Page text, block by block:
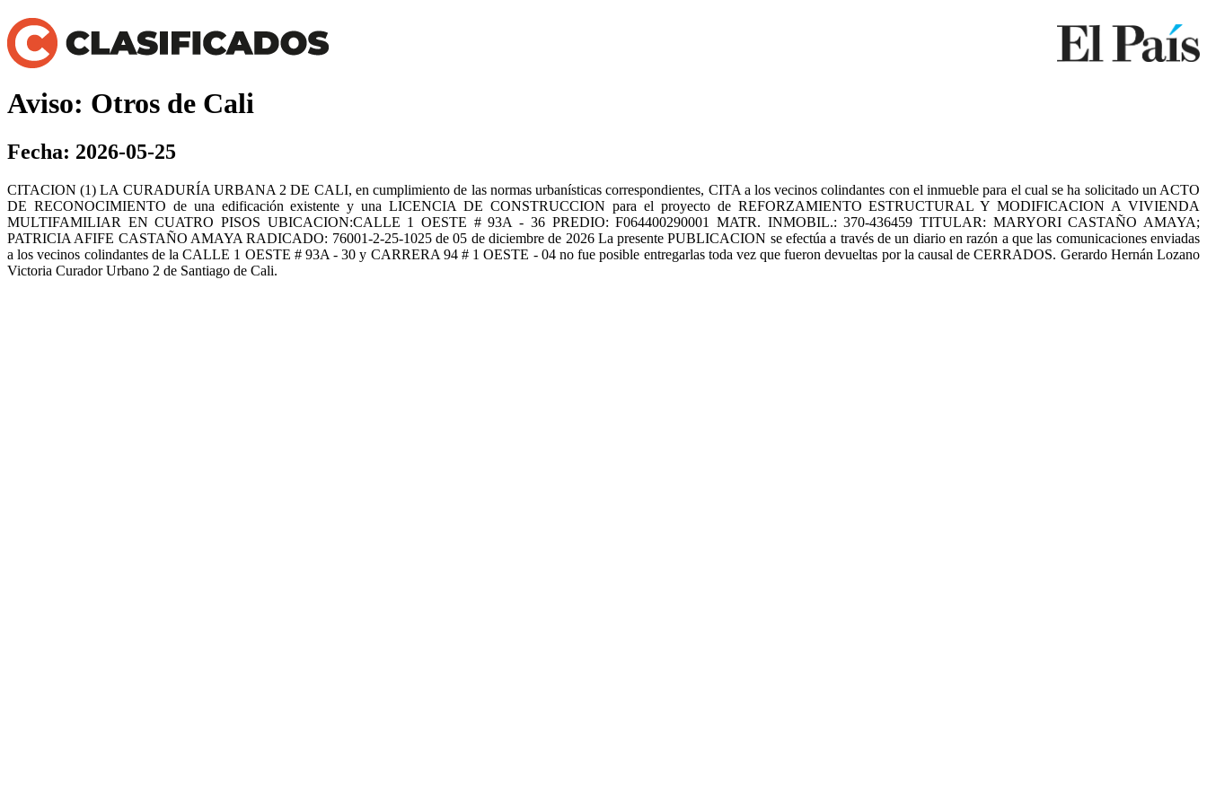
Aviso: Otros de Cali
Fecha: 2026-05-25
CITACION (1) LA CURADURÍA URBANA 2 DE CALI, en cumplimiento de las normas urbanísticas correspondientes, CITA a los vecinos colindantes con el inmueble para el cual se ha solicitado un ACTO
DE RECONOCIMIENTO de una edificación existente y una LICENCIA DE CONSTRUCCION para el proyecto de REFORZAMIENTO ESTRUCTURAL Y MODIFICACION A VIVIENDA
MULTIFAMILIAR EN CUATRO PISOS UBICACION:CALLE 1 OESTE # 93A - 36 PREDIO: F064400290001 MATR. INMOBIL.: 370-436459 TITULAR: MARYORI CASTAÑO AMAYA;
PATRICIA AFIFE CASTAÑO AMAYA RADICADO: 76001-2-25-1025 de 05 de diciembre de 2026 La presente PUBLICACION se efectúa a través de un diario en razón a que las comunicaciones enviadas
a los vecinos colindantes de la CALLE 1 OESTE # 93A - 30 y CARRERA 94 # 1 OESTE - 04 no fue posible entregarlas toda vez que fueron devueltas por la causal de CERRADOS. Gerardo Hernán Lozano
Victoria Curador Urbano 2 de Santiago de Cali.